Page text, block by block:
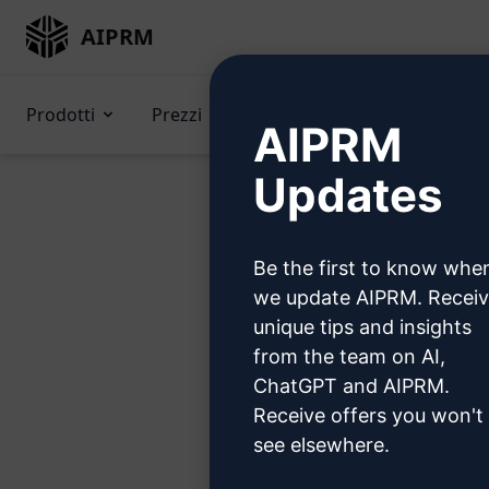
AIPRM
Prodotti Prezzi
Passo
AIPRM
Updates
Be the first to know
we update AIPRM.
unique tips and insights
from the team on AI,
ChatGPT and AIPRM.
Receive offers you won't
see elsewhere.